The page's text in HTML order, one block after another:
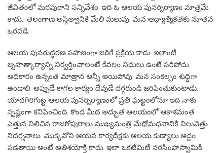
జీవితంలో మరపురాని సన్నివేశం. ఇది ఓ ఆలయ పునర్నిర్మాణం మాత్రమే
కాదు.. తెలంగాణ అస్తిత్వానికి మేలి మలుపు. మన ఆధ్యాత్మికతకు నూతన
ఒరవడి.
ఆలయ పునరుద్ధరణ సహజంగా జరిగే ప్రక్రియ కాదు. ఇలాంటి
బృహత్కార్యాన్ని నిర్వర్తించాలంటే కేవలం నిధులు ఉంటే సరిపోదు.
అధికారం ఉన్నంత మాత్రాన అన్నీ అయిపోవు. మన సంకల్పం శుద్ధిగా
ఉండాలి. అప్పుడే కాగల కార్యం దేవుడే దగ్గరుండి జరిపించుకుంటాడు.
యాదగిరిగుట్ట ఆలయ పునర్నిర్మాణంలో ప్రతి ఘట్టంలోనూ ఇది నాకు
స్పష్టంగా కనిపించింది. కొండ మీద అద్భుత ఆలయంలో ఆకాశమంత
ఎత్తున నిలిచిన రాజగోపురాలు ముఖ్యమంత్రి మేధోమథనానికి నిలువెత్తు
నిదర్శనాలు. మొక్కవోని ఆయన కార్యదీక్షకు ఆలయ కుడ్యాలు అద్దం
పడతాయి అంటే అతిశయోక్తి కాదు. ఇలా ఒకటేమిటి నరసింహస్వామికి